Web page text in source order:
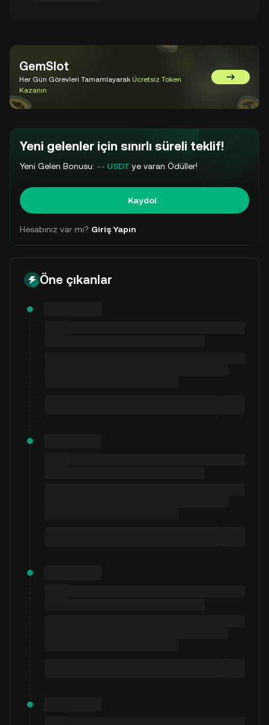
GemSlot
Her Gün Görevleri Tamamlayarak Ücretsiz Token
Kazanın
Yeni gelenler için sınırlı süreli teklif!
Yeni Gelen Bonusu: -- USDT ye varan Ödüller!
Kaydol
Hesabınız var mı? Giriş Yapın
Öne çıkanlar